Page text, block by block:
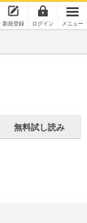
新規登録 ログイン メニュー
無料試し読み